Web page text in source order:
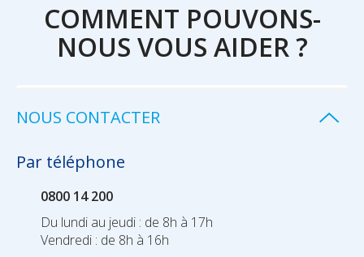
COMMENT POUVONS-
NOUS VOUS AIDER ?
NOUS CONTACTER
Par téléphone
0800 14 200
Du lundi au jeudi : de 8h à 17h
Vendredi : de 8h à 16h